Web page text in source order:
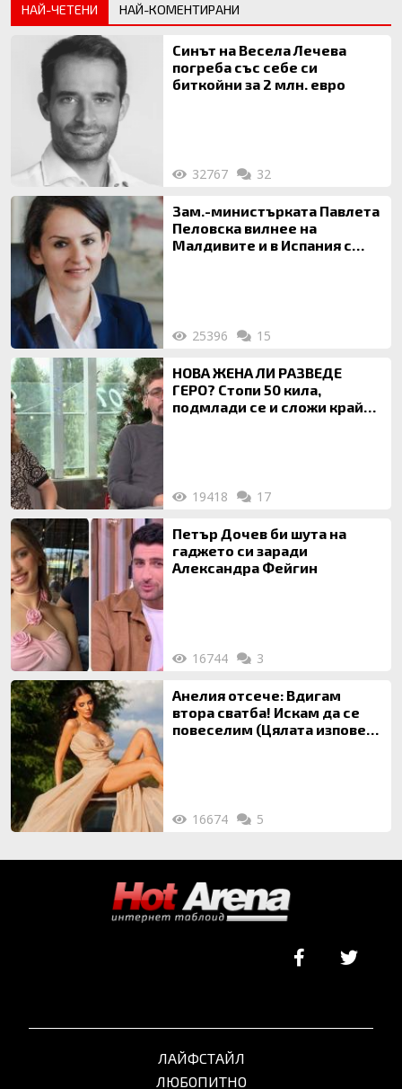
НАЙ-ЧЕТЕНИ НАЙ-КОМЕНТИРАНИ
Синът на Весела Лечева
погреба със себе си
биткойни за 2 млн. евро
32767 32
Зам.-министърката Павлета
Пеловска вилнее на
Малдивите и в Испания с
25396 15
НОВА ЖЕНА ЛИ РАЗВЕДЕ
ГЕРО? Стопи 50 кила,
подмлади се и сложи край
19418 17
Петър Дочев би шута на
гаджето си заради
Александра Фейгин
16744 3
Анелия отсече: Вдигам
втора сватба! Искам да се
повеселим (Цялата изповед
16674 5
ЛАЙФСТАЙЛ
ЛЮБОПИТНО